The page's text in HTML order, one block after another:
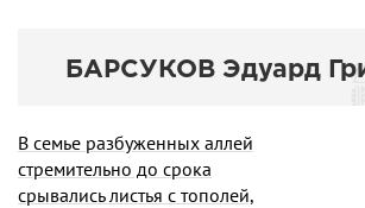
БАРСУКОВ Эдуард
В семье разбуженных аллей
стремительно до срока
срывались листья с тополей,